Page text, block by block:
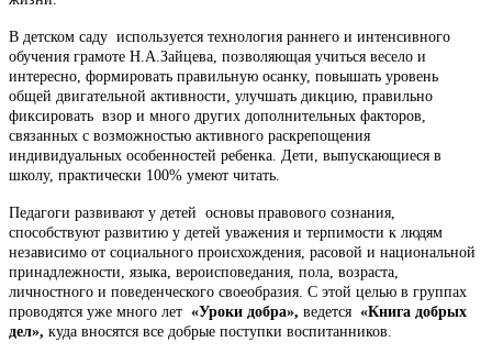
В детском саду используется технология раннего и интенсивного
обучения грамоте Н.А.Зайцева, позволяющая учиться весело и
интересно, формировать правильную осанку, повышать уровень
общей двигательной активности, улучшать дикцию, правильно
фиксировать взор и много других дополнительных факторов,
связанных с возможностью активного раскрепощения
индивидуальных особенностей ребенка. Дети, выпускающиеся в
школу, практически 100% умеют читать.
Педагоги развивают у детей основы правового сознания,
способствуют развитию у детей уважения и терпимости к людям
независимо от социального происхождения, расовой и национальной
принадлежности, языка, вероисповедания, пола, возраста,
личностного и поведенческого своеобразия. С этой целью в группах
проводятся уже много лет «Уроки добра», ведется «Книга добрых
дел», куда вносятся все добрые поступки воспитанников.